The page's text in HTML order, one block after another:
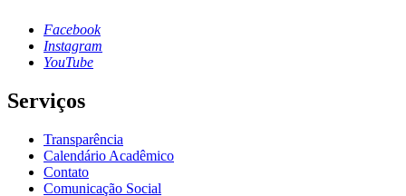
Facebook
Instagram
YouTube
Serviços
Transparência
Calendário Acadêmico
Contato
Comunicação Social